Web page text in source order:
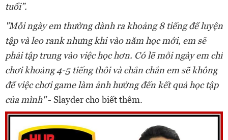
tuổi”.
"Mỗi ngày em thường dành ra khoảng 8 tiếng để luyện
tập và leo rank nhưng khi vào năm học mới, em sẽ
phải tập trung vào việc học hơn. Có lẽ mỗi ngày em chỉ
chơi khoảng 4-5 tiếng thôi và chắn chắn em sẽ không
để việc chơi game làm ảnh hưởng đến kết quả học tập
của mình"- Slayder cho biết thêm.